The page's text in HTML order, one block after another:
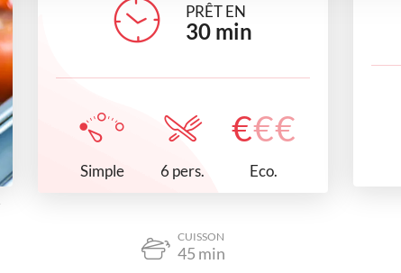
PRÊT EN
30 min
Simple 6 pers.
€€€
Eco.
CUISSON
45 min